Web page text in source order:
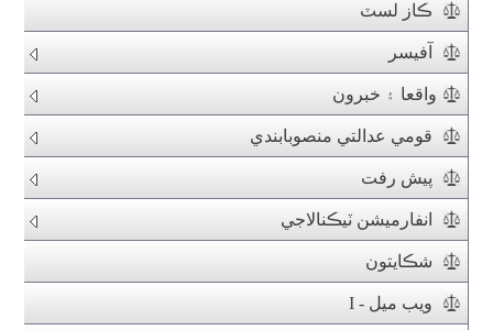
ڪاز لسٽ
آفيسر
واقعا ۽ خبرون
قومي عدالتي منصوبابندي
پيش رفت
انفارميشن ٽيڪنالاجي
شڪايتون
ويب ميل - I